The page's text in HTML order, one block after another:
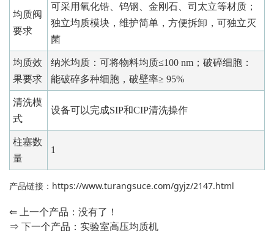
均质阀
要求
可采用氧化锆、钨钢、金刚石、司太立等材质；
独立均质模块，维护简单，方便拆卸，可独立灭
菌
均质效
果要求
纳米均质：可将物料均质≤100 nm；破碎细胞：
能破碎多种细胞，破壁率≥ 95%
清洗模
式
设备可以完成SIP和CIP清洗操作
柱塞数
量
1
产品链接： https://www.turangsuce.com/gyjz/2147.html
⇐ 上一个产品：没有了！
⇒ 下一个产品： 实验室高压均质机